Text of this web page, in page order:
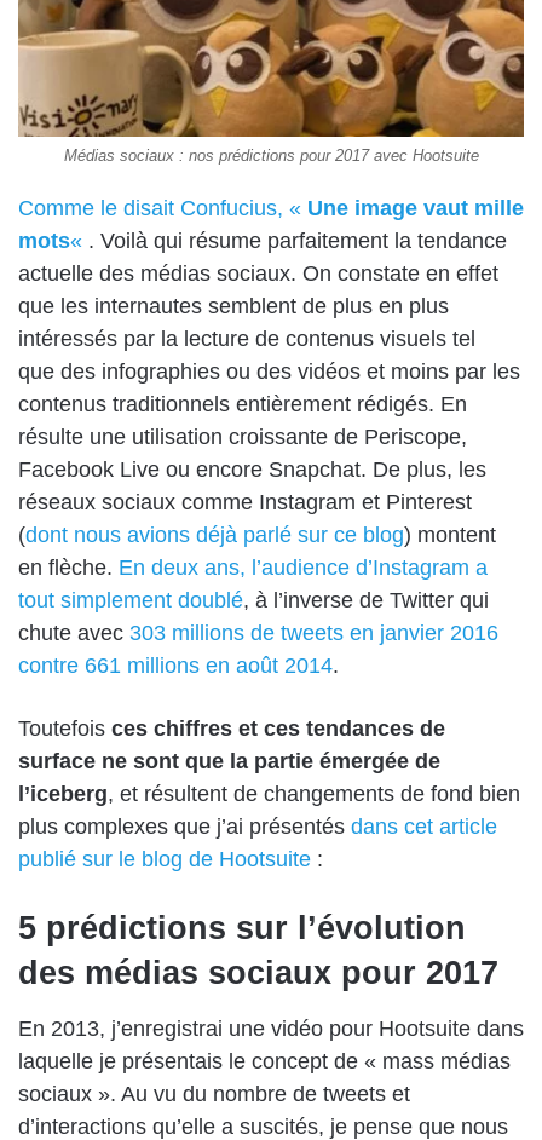
Médias sociaux : nos prédictions pour 2017 avec Hootsuite
Comme le disait Confucius, « Une image vaut mille
mots« . Voilà qui résume parfaitement la tendance
actuelle des médias sociaux. On constate en effet
que les internautes semblent de plus en plus
intéressés par la lecture de contenus visuels tel
que des infographies ou des vidéos et moins par les
contenus traditionnels entièrement rédigés. En
résulte une utilisation croissante de Periscope,
Facebook Live ou encore Snapchat. De plus, les
réseaux sociaux comme Instagram et Pinterest
(dont nous avions déjà parlé sur ce blog) montent
en flèche. En deux ans, l’audience d’Instagram a
tout simplement doublé, à l’inverse de Twitter qui
chute avec 303 millions de tweets en janvier 2016
contre 661 millions en août 2014.
Toutefois ces chiffres et ces tendances de
surface ne sont que la partie émergée de
l’iceberg, et résultent de changements de fond bien
plus complexes que j’ai présentés dans cet article
publié sur le blog de Hootsuite :
5 prédictions sur l’évolution
des médias sociaux pour 2017
En 2013, j’enregistrai une vidéo pour Hootsuite dans
laquelle je présentais le concept de « mass médias
sociaux ». Au vu du nombre de tweets et
d’interactions qu’elle a suscités, je pense que nous